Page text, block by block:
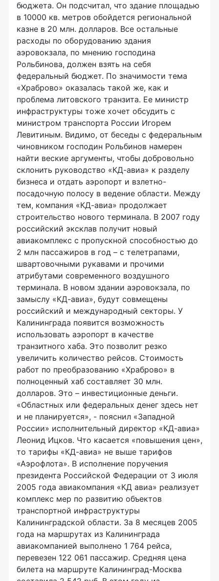
бюджета. Он подсчитал, что здание площадью
в 10000 кв. метров обойдется региональной
казне в 20 млн. долларов. Все остальные
расходы по оборудованию здания
аэровокзала, по мнению господина
Рольбинова, должен взять на себя
федеральный бюджет. По значимости тема
«Храброво» оказалась такой же, как и
проблема литовского транзита. Ее министр
инфраструктуры тоже хочет обсудить с
министром транспорта России Игорем
Левитиным. Видимо, от беседы с федеральным
чиновником господин Рольбинов намерен
найти веские аргументы, чтобы добровольно
склонить руководство «КД-авиа» к разделу
бизнеса и отдать аэропорт и взлетно-
посадочную полосу в ведение области. Между
тем, компания «КД-авиа» продолжает
строительство нового терминала. В 2007 году
российский эксклав получит новый
авиакомплекс с пропускной способностью до
2 млн пассажиров в год – с телетрапами,
швартовочными рукавами и прочими
атрибутами современного воздушного
терминала. В новом здании аэровокзала, по
замыслу «КД-авиа», будут совмещены
российский и международный секторы. У
Калининграда появится возможность
использовать аэропорт в качестве
транзитного хаба. Это позволит резко
увеличить количество рейсов. Стоимость
работ по преобразованию «Храброво» в
полноценный хаб составляет 30 млн.
долларов. Это – инвестиционные деньги.
«Областных или федеральных денег здесь нет
и не планируется», - пояснил «Западной
России» исполнительный директор «КД-авиа»
Леонид Ицков. Что касается «повышения цен»,
то тарифы «КД-авиа» не выше тарифов
«Аэрофлота». В исполнение поручения
президента Российской Федерации от 3 июля
2005 года авиакомпания «КД авиа» реализует
комплекс мер по развитию объектов
транспортной инфраструктуры
Калининградской области. За 8 месяцев 2005
года на маршрутах из Калининграда
авиакомпанией выполнено 1 764 рейса,
перевезен 122 061 пассажир. Средняя цена
билета на маршруте Калининград-Москва